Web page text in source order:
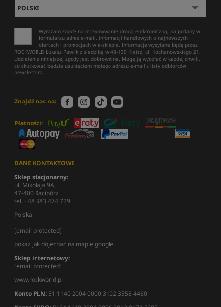
Wyrażam zgodę na otrzymywanie drogą elektroniczną, na podany w
formularzu adres e-mail, informacji handlowych o najnowszych
ofertach i promocjach w e-sklepie. Informacje wysyłane będą przez
ROCKWORLD Łukasz Pawlik z siedzibą w 48-130 Kietrz, ul. Kochanowskiego 21.
Udzielenie niniejszej zgody jest dobrowolne. Mogę ją wycofać w każdej chwili,
co skutkować będzie usunięciem mojego adresu e-mail z listy odbiorców
newslettera.
Znajdź nas na:
Płatności:
DANE KONTAKTOWE
Sklep stacjonarny:
ul. Mikołaja 9A,
47-400 Racibórz
tel. +48 883 474 729
Polska
[email protected]
pokaż jak dojechać na mapie google
Sklep internetowy:
[email protected]
www.rockworld.pl
Konto PLN: 51 1140 2004 0000 3102 3558 4460